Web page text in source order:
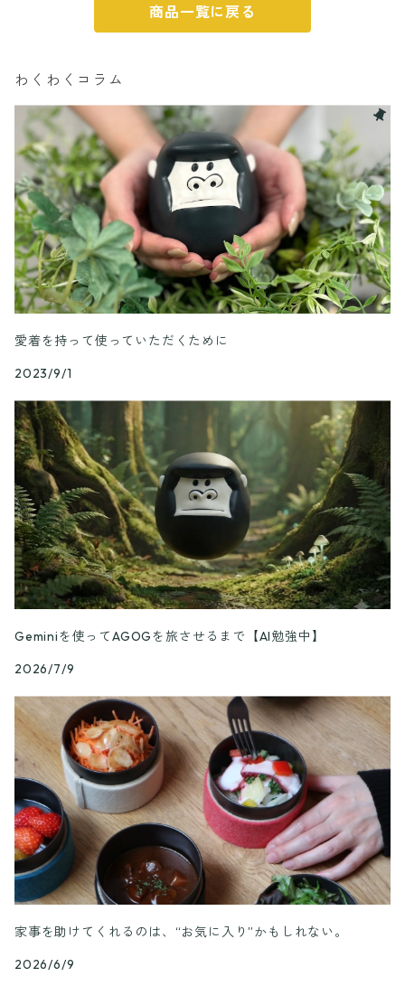
おくりものパッケージ
パッケージA
パッケージB
パッケージC
商品一覧に戻る
わくわくコラム
愛着を持って使っていただくために
2023/9/1
Geminiを使ってAGOGを旅させるまで【AI勉強中】
2026/7/9
家事を助けてくれるのは、“お気に入り”かもしれない。
2026/6/9